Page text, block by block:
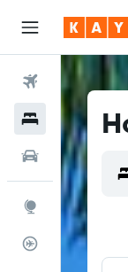
Vuelos
Hoteles
Autos
Explore
Rastreador